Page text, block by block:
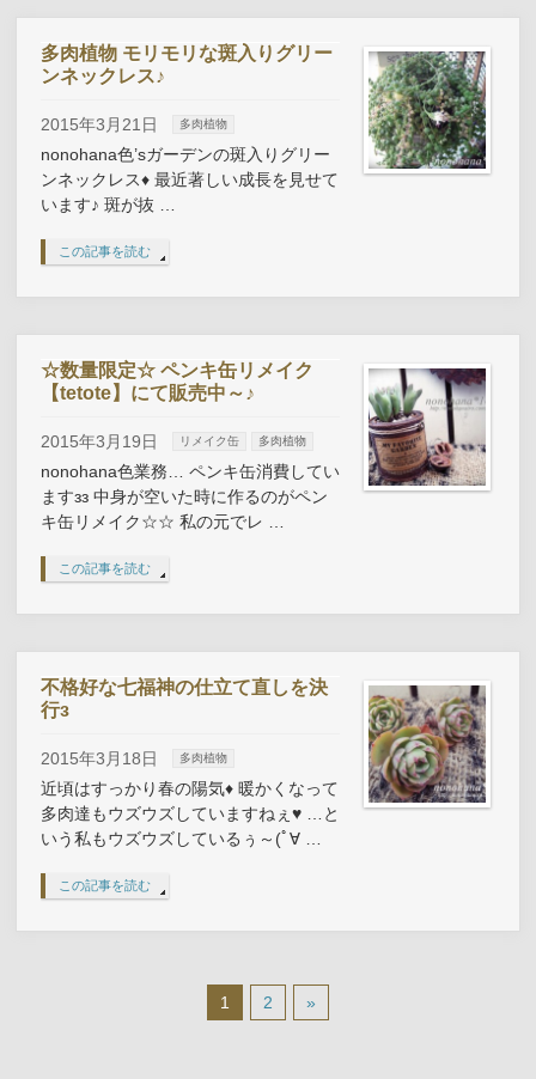
多肉植物 モリモリな斑入りグリー
ンネックレス♪
2015年3月21日 多肉植物
nonohana色’sガーデンの斑入りグリー
ンネックレス♦ 最近著しい成長を見せて
います♪ 斑が抜 …
この記事を読む
☆数量限定☆ ペンキ缶リメイク
【tetote】にて販売中～♪
2015年3月19日 リメイク缶 多肉植物
nonohana色業務… ペンキ缶消費してい
ますзз 中身が空いた時に作るのがペン
キ缶リメイク☆☆ 私の元でレ …
この記事を読む
不格好な七福神の仕立て直しを決
行з
2015年3月18日 多肉植物
近頃はすっかり春の陽気♦ 暖かくなって
多肉達もウズウズしていますねぇ♥ …と
いう私もウズウズしているぅ～(ﾟ∀ …
この記事を読む
1 2 »